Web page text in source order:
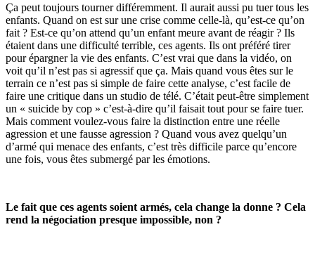
Ça peut toujours tourner différemment. Il aurait aussi pu tuer tous les
enfants. Quand on est sur une crise comme celle-là, qu’est-ce qu’on
fait ? Est-ce qu’on attend qu’un enfant meure avant de réagir ? Ils
étaient dans une difficulté terrible, ces agents. Ils ont préféré tirer
pour épargner la vie des enfants. C’est vrai que dans la vidéo, on
voit qu’il n’est pas si agressif que ça. Mais quand vous êtes sur le
terrain ce n’est pas si simple de faire cette analyse, c’est facile de
faire une critique dans un studio de télé. C’était peut-être simplement
un « suicide by cop » c’est-à-dire qu’il faisait tout pour se faire tuer.
Mais comment voulez-vous faire la distinction entre une réelle
agression et une fausse agression ? Quand vous avez quelqu’un
d’armé qui menace des enfants, c’est très difficile parce qu’encore
une fois, vous êtes submergé par les émotions.
Le fait que ces agents soient armés, cela change la donne ? Cela
rend la négociation presque impossible, non ?